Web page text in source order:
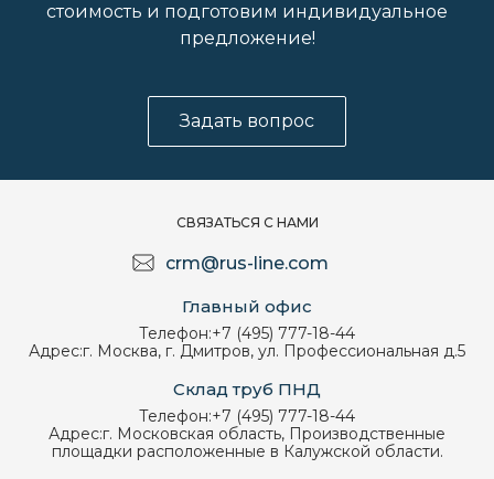
стоимость и подготовим индивидуальное
предложение!
Задать вопрос
СВЯЗАТЬСЯ С НАМИ
crm@rus-line.com
Главный офис
Телефон:+7 (495) 777-18-44
Адрес:г. Москва, г. Дмитров, ул. Профессиональная д.5
Склад труб ПНД
Телефон:+7 (495) 777-18-44
Адрес:г. Московская область, Производственные
площадки расположенные в Калужской области.